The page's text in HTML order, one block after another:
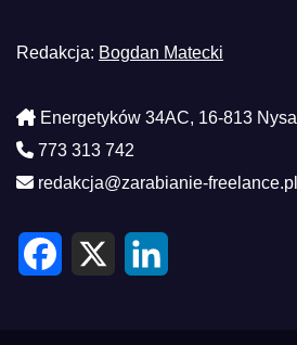
Redakcja: Bogdan Matecki
Energetyków 34AC, 16-813 Nysa
773 313 742
redakcja@zarabianie-freelance.pl
F
X